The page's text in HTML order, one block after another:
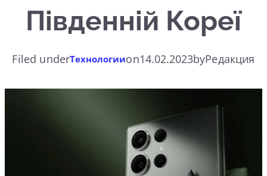
Південній Кореї
Filed underТехнологииon14.02.2023byРедакция